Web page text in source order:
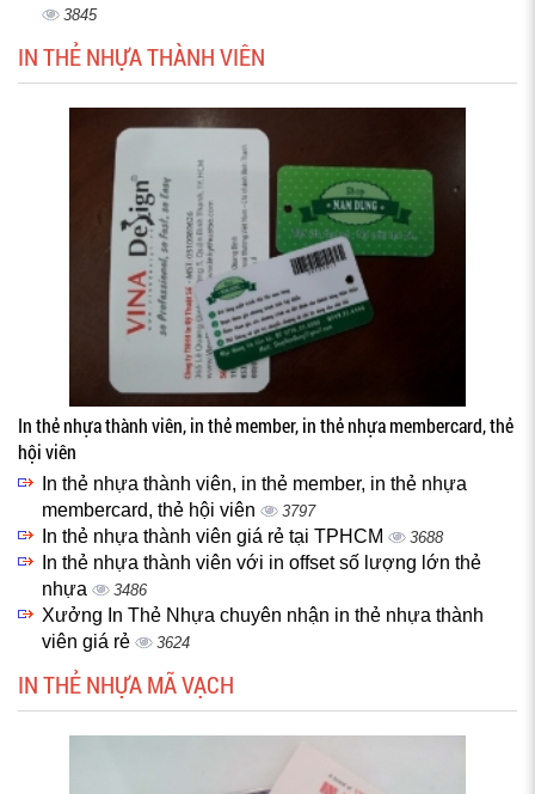
3845
IN THẺ NHỰA THÀNH VIÊN
In thẻ nhựa thành viên, in thẻ member, in thẻ nhựa membercard, thẻ
hội viên
In thẻ nhựa thành viên, in thẻ member, in thẻ nhựa
membercard, thẻ hội viên
3797
In thẻ nhựa thành viên giá rẻ tại TPHCM 3688
In thẻ nhựa thành viên với in offset số lượng lớn thẻ
nhựa
3486
Xưởng In Thẻ Nhựa chuyên nhận in thẻ nhựa thành
viên giá rẻ
3624
IN THẺ NHỰA MÃ VẠCH